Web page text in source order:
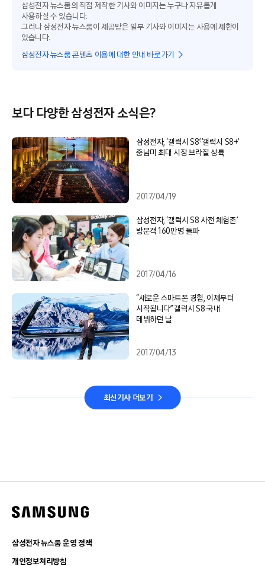
삼성전자 뉴스룸의 직접 제작한 기사와 이미지는 누구나 자유롭게
사용하실 수 있습니다.
그러나 삼성전자 뉴스룸이 제공받은 일부 기사와 이미지는 사용에 제한이
있습니다.
삼성전자 뉴스룸 콘텐츠 이용에 대한 안내 바로가기
보다 다양한 삼성전자 소식은?
삼성전자, ‘갤럭시 S8’·’갤럭시 S8+’
중남미 최대 시장 브라질 상륙
2017/04/19
삼성전자, ‘갤럭시 S8 사전 체험존’
방문객 160만명 돌파
2017/04/16
“새로운 스마트폰 경험, 이제부터
시작됩니다” 갤럭시 S8 국내
데뷔하던 날
2017/04/13
최신기사 더보기
삼성전자 뉴스룸 운영 정책
개인정보처리방침